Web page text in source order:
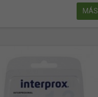
MÁS